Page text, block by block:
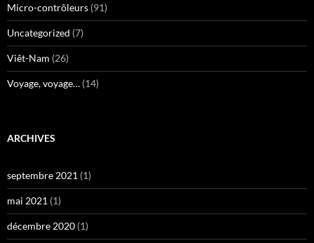
Micro-contrôleurs (91)
Uncategorized (7)
Viêt-Nam (26)
Voyage, voyage… (14)
ARCHIVES
septembre 2021 (1)
mai 2021 (1)
décembre 2020 (1)